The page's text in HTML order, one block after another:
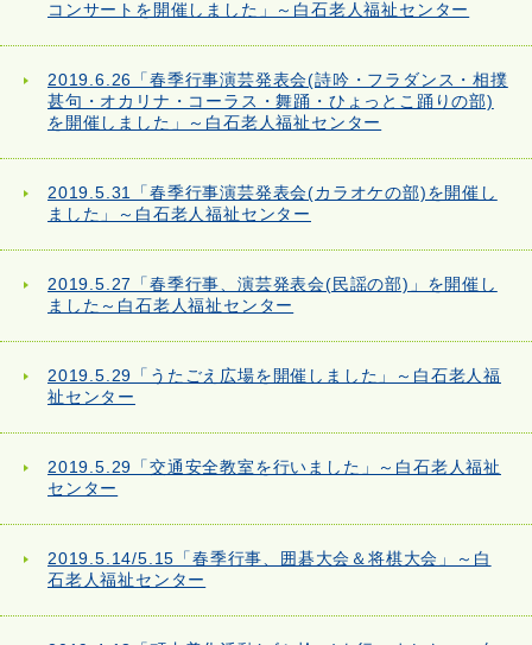
コンサートを開催しました」～白石老人福祉センター
2019.6.26「春季行事演芸発表会(詩吟・フラダンス・相撲
甚句・オカリナ・コーラス・舞踊・ひょっとこ踊りの部)
を開催しました」～白石老人福祉センター
2019.5.31「春季行事演芸発表会(カラオケの部)を開催し
ました」～白石老人福祉センター
2019.5.27「春季行事、演芸発表会(民謡の部)」を開催し
ました～白石老人福祉センター
2019.5.29「うたごえ広場を開催しました」～白石老人福
祉センター
2019.5.29「交通安全教室を行いました」～白石老人福祉
センター
2019.5.14/5.15「春季行事、囲碁大会＆将棋大会」～白
石老人福祉センター